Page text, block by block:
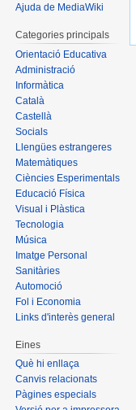
Ajuda de MediaWiki
Categories principals
Orientació Educativa
Administració
Informàtica
Català
Castellà
Socials
Llengües estrangeres
Matemàtiques
Ciències Esperimentals
Educació Física
Visual i Plàstica
Tecnologia
Música
Imatge Personal
Sanitàries
Automoció
Fol i Economia
Links d'interès general
Eines
Què hi enllaça
Canvis relacionats
Pàgines especials